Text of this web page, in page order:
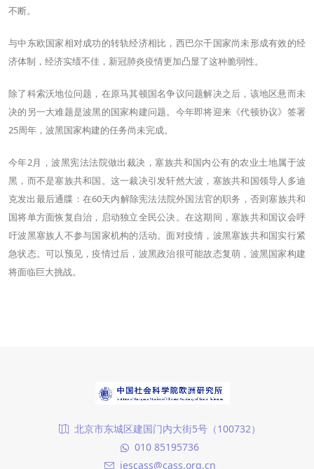
不断。
与中东欧国家相对成功的转轨经济相比，西巴尔干国家尚未形成有效的经
济体制，经济实绩不佳，新冠肺炎疫情更加凸显了这种脆弱性。
除了科索沃地位问题，在原马其顿国名争议问题解决之后，该地区悬而未
决的另一大难题是波黑的国家构建问题。今年即将迎来《代顿协议》签署
25周年，波黑国家构建的任务尚未完成。
今年2月，波黑宪法法院做出裁决，塞族共和国内公有的农业土地属于波
黑，而不是塞族共和国。这一裁决引发轩然大波，塞族共和国领导人多迪
克发出最后通牒：在60天内解除宪法法院外国法官的职务，否则塞族共和
国将单方面恢复自治，启动独立全民公决。在这期间，塞族共和国议会呼
吁波黑塞族人不参与国家机构的活动。面对疫情，波黑塞族共和国实行紧
急状态。可以预见，疫情过后，波黑政治很可能故态复萌，波黑国家构建
将面临巨大挑战。
北京市东城区建国门内大街5号（100732）
010 85195736
iescass@cass.org.cn